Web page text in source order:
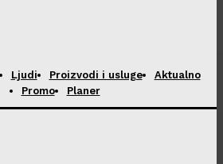
Ljudi Proizvodi i usluge
Aktualno
Promo
Planer